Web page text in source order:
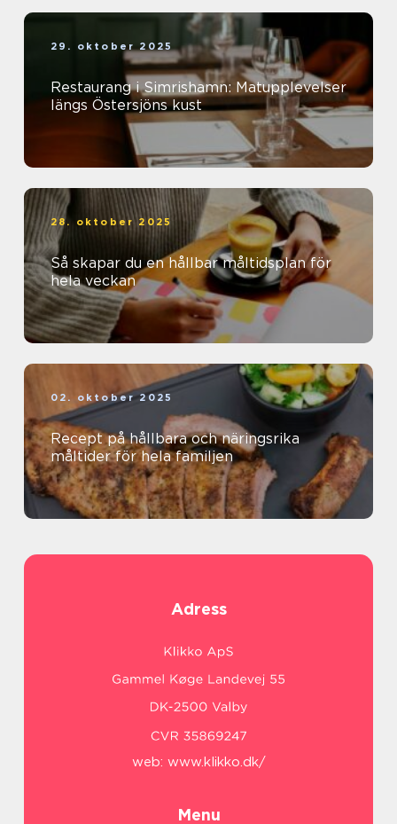
29. oktober 2025
Restaurang i Simrishamn: Matupplevelser
längs Östersjöns kust
28. oktober 2025
Så skapar du en hållbar måltidsplan för
hela veckan
02. oktober 2025
Recept på hållbara och näringsrika
måltider för hela familjen
Adress
web: www.klikko.dk/
Menu